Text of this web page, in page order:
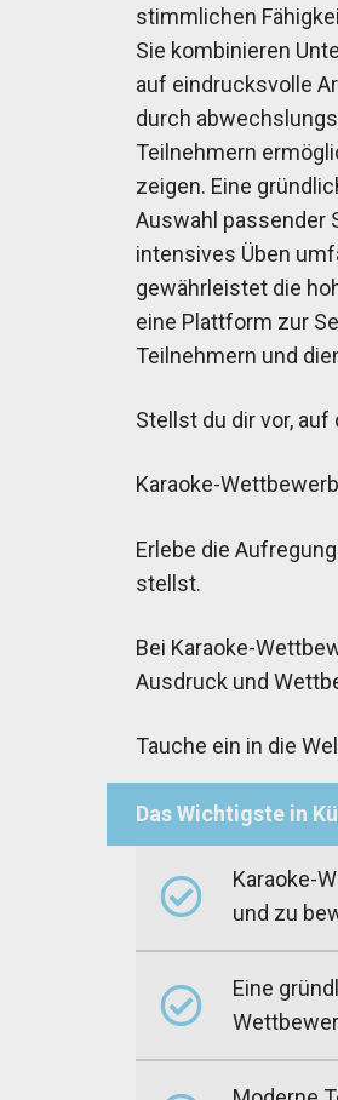
stimmlichen
Sie kombinieren
auf eindrucksvolle
durch
Teilnehmern
zeigen. Eine
Auswahl passender
intensives Üben
gewährleistet die
eine Plattform zur
Teilnehmern und
Stellst du dir vor,
Karaoke-
Erlebe die
stellst.
Bei Karaoke-
Ausdruck und
Tauche ein in die
Karaoke-
und zu
Eine